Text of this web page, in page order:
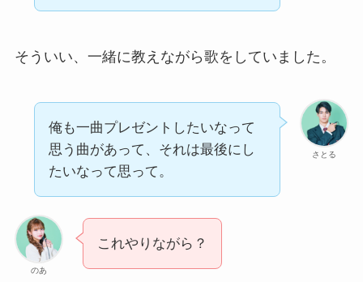
そういい、一緒に教えながら歌をしていました。
さとる
俺も一曲プレゼントしたいなって
思う曲があって、それは最後にし
たいなって思って。
のあ
これやりながら？